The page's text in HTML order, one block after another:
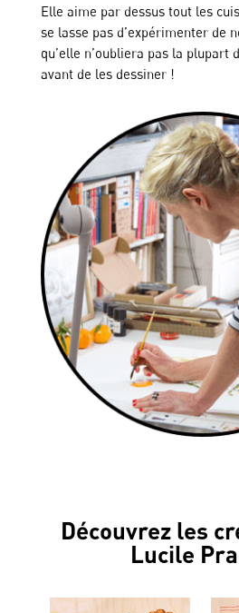
Elle aime par dessus tout les
se lasse pas d’expérimenter de
qu’elle n’oubliera pas la plupart
avant de les dessiner !
Découvrez les
Lucile